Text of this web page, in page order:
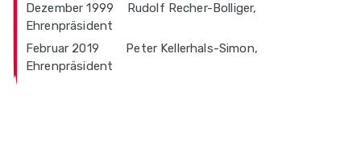
Dezember 1999 Rudolf Recher-Bolliger,
Ehrenpräsident
Februar 2019 Peter Kellerhals-Simon,
Ehrenpräsident